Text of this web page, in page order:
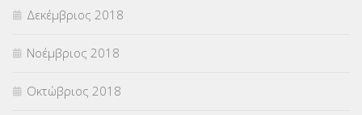
Δεκέμβριος 2018
Νοέμβριος 2018
Οκτώβριος 2018